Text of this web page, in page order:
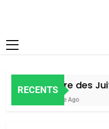
RECENTS
Histoire des
1 Semaine Ago